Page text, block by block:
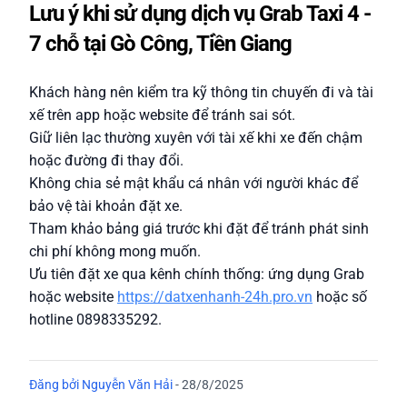
Lưu ý khi sử dụng dịch vụ Grab Taxi 4 -
7 chỗ tại Gò Công, Tiền Giang
Khách hàng nên kiểm tra kỹ thông tin chuyến đi và tài
xế trên app hoặc website để tránh sai sót.
Giữ liên lạc thường xuyên với tài xế khi xe đến chậm
hoặc đường đi thay đổi.
Không chia sẻ mật khẩu cá nhân với người khác để
bảo vệ tài khoản đặt xe.
Tham khảo bảng giá trước khi đặt để tránh phát sinh
chi phí không mong muốn.
Ưu tiên đặt xe qua kênh chính thống: ứng dụng Grab
hoặc website https://datxenhanh-24h.pro.vn hoặc số
hotline 0898335292.
Đăng bởi Nguyễn Văn Hải-28/8/2025